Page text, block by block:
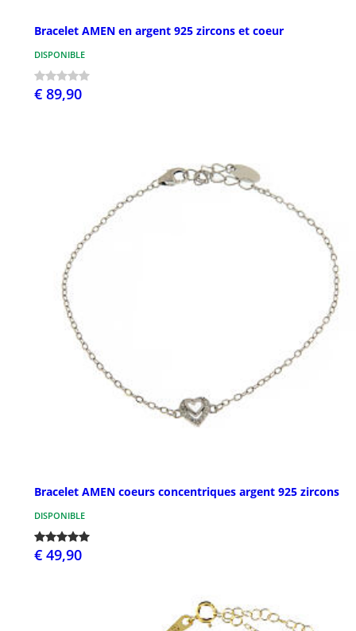
Bracelet AMEN en argent 925 zircons et coeur
DISPONIBLE
€ 89,90
Bracelet AMEN coeurs concentriques argent 925 zircons
DISPONIBLE
€ 49,90